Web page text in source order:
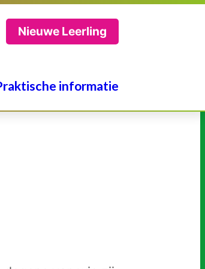
Nieuwe Leerling
informatie